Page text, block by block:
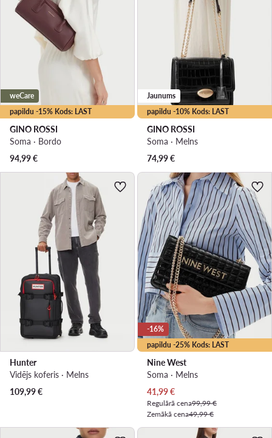
papildu -15% Kods: LAST
weCare
GINO ROSSI
Soma · Bordo
94,99€
papildu -10% Kods: LAST
Jaunums
GINO ROSSI
Soma · Melns
74,99€
Hunter
Vidējs koferis · Melns
109,99€
papildu -25% Kods: LAST
-16%
Nine West
Soma · Melns
Pašreizējā cena
41,99€
Regulārā cena99,99 €
Zemākā cena49,99 €